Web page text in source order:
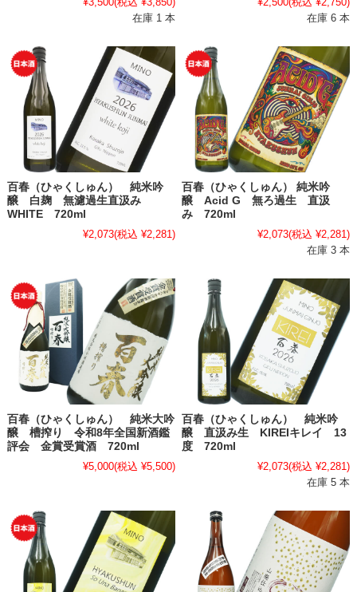
在庫 1 本
在庫 6 本
百春（ひゃくしゅん） 純米吟
醸 白麹 無濾過生直汲み
WHITE 720ml
¥2,073(税込 ¥2,281)
百春（ひゃくしゅん） 純米吟
醸 Acid G 無ろ過生 直汲
み 720ml
¥2,073(税込 ¥2,281)
在庫 3 本
百春（ひゃくしゅん） 純米大吟
醸 槽搾り 令和8年全国新酒鑑
評会 金賞受賞酒 720ml
¥5,000(税込 ¥5,500)
百春（ひゃくしゅん） 純米吟
醸 直汲み生 KIREIキレイ 13
度 720ml
¥2,073(税込 ¥2,281)
在庫 5 本